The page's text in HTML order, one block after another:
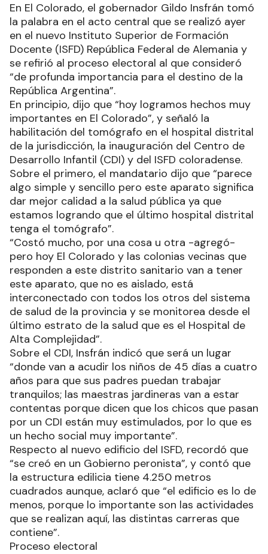
En El Colorado, el gobernador Gildo Insfrán tomó
la palabra en el acto central que se realizó ayer
en el nuevo Instituto Superior de Formación
Docente (ISFD) República Federal de Alemania y
se refirió al proceso electoral al que consideró
“de profunda importancia para el destino de la
República Argentina”.
En principio, dijo que “hoy logramos hechos muy
importantes en El Colorado”, y señaló la
habilitación del tomógrafo en el hospital distrital
de la jurisdicción, la inauguración del Centro de
Desarrollo Infantil (CDI) y del ISFD coloradense.
Sobre el primero, el mandatario dijo que “parece
algo simple y sencillo pero este aparato significa
dar mejor calidad a la salud pública ya que
estamos logrando que el último hospital distrital
tenga el tomógrafo”.
“Costó mucho, por una cosa u otra -agregó-
pero hoy El Colorado y las colonias vecinas que
responden a este distrito sanitario van a tener
este aparato, que no es aislado, está
interconectado con todos los otros del sistema
de salud de la provincia y se monitorea desde el
último estrato de la salud que es el Hospital de
Alta Complejidad”.
Sobre el CDI, Insfrán indicó que será un lugar
“donde van a acudir los niños de 45 días a cuatro
años para que sus padres puedan trabajar
tranquilos; las maestras jardineras van a estar
contentas porque dicen que los chicos que pasan
por un CDI están muy estimulados, por lo que es
un hecho social muy importante”.
Respecto al nuevo edificio del ISFD, recordó que
“se creó en un Gobierno peronista”, y contó que
la estructura edilicia tiene 4.250 metros
cuadrados aunque, aclaró que “el edificio es lo de
menos, porque lo importante son las actividades
que se realizan aquí, las distintas carreras que
contiene”.
Proceso electoral